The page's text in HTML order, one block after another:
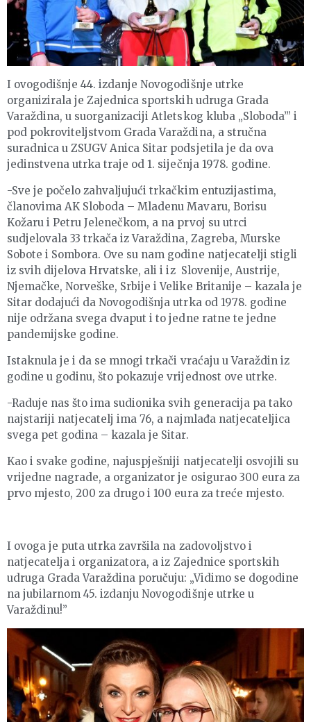
I ovogodišnje 44. izdanje Novogodišnje utrke
organizirala je Zajednica sportskih udruga Grada
Varaždina, u suorganizaciji Atletskog kluba „Sloboda’” i
pod pokroviteljstvom Grada Varaždina, a stručna
suradnica u ZSUGV Anica Sitar podsjetila je da ova
jedinstvena utrka traje od 1. siječnja 1978. godine.
-Sve je počelo zahvaljujući trkačkim entuzijastima,
članovima AK Sloboda – Mladenu Mavaru, Borisu
Kožaru i Petru Jelenečkom, a na prvoj su utrci
sudjelovala 33 trkača iz Varaždina, Zagreba, Murske
Sobote i Sombora. Ove su nam godine natjecatelji stigli
iz svih dijelova Hrvatske, ali i iz Slovenije, Austrije,
Njemačke, Norveške, Srbije i Velike Britanije – kazala je
Sitar dodajući da Novogodišnja utrka od 1978. godine
nije održana svega dvaput i to jedne ratne te jedne
pandemijske godine.
Istaknula je i da se mnogi trkači vraćaju u Varaždin iz
godine u godinu, što pokazuje vrijednost ove utrke.
-Raduje nas što ima sudionika svih generacija pa tako
najstariji natjecatelj ima 76, a najmlađa natjecateljica
svega pet godina – kazala je Sitar.
Kao i svake godine, najuspješniji natjecatelji osvojili su
vrijedne nagrade, a organizator je osigurao 300 eura za
prvo mjesto, 200 za drugo i 100 eura za treće mjesto.
I ovoga je puta utrka završila na zadovoljstvo i
natjecatelja i organizatora, a iz Zajednice sportskih
udruga Grada Varaždina poručuju: „Vidimo se dogodine
na jubilarnom 45. izdanju Novogodišnje utrke u
Varaždinu!”